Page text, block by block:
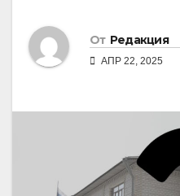
От Редакция
АПР 22, 2025